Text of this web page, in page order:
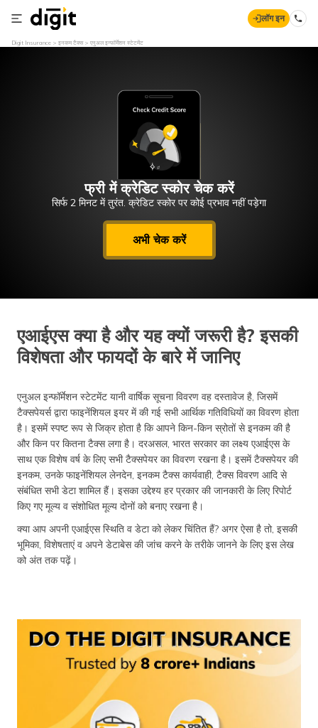
लॉग इन
Digit Insurance इनकम टैक्स एनुअल इन्फॉर्मेशन स्टेटमेंट
फ्री में क्रेडिट स्कोर चेक करें
सिर्फ 2 मिनट में तुरंत. क्रेडिट स्कोर पर कोई प्रभाव नहीं पड़ेगा
अभी चेक करें
एआईएस क्या है और यह क्यों जरूरी है? इसकी
विशेषता और फायदों के बारे में जानिए
एनुअल इन्फॉर्मेशन स्टेटमेंट यानी वार्षिक सूचना विवरण वह दस्तावेज है, जिसमें
टैक्सपेयर्स द्वारा फाइनेंशियल इयर में की गई सभी आर्थिक गतिविधियों का विवरण होता
है। इसमें स्पष्ट रूप से जिक्र होता है कि आपने किन-किन स्रोतों से इनकम की है
और किन पर कितना टैक्स लगा है। दरअसल, भारत सरकार का लक्ष्य एआईएस के
साथ एक विशेष वर्ष के लिए सभी टैक्सपेयर का विवरण रखना है। इसमें टैक्सपेयर की
इनकम, उनके फाइनेंशियल लेनदेन, इनकम टैक्स कार्यवाही, टैक्स विवरण आदि से
संबंधित सभी डेटा शामिल हैं। इसका उद्देश्य हर प्रकार की जानकारी के लिए रिपोर्ट
किए गए मूल्य व संशोधित मूल्य दोनों को बनाए रखना है।
क्या आप अपनी एआईएस स्थिति व डेटा को लेकर चिंतित हैं? अगर ऐसा है तो, इसकी
भूमिका, विशेषताएं व अपने डेटाबेस की जांच करने के तरीके जानने के लिए इस लेख
को अंत तक पढ़ें।